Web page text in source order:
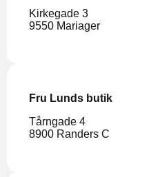
Kirkegade 3
9550 Mariager
Fru Lunds butik
Tårngade 4
8900 Randers C